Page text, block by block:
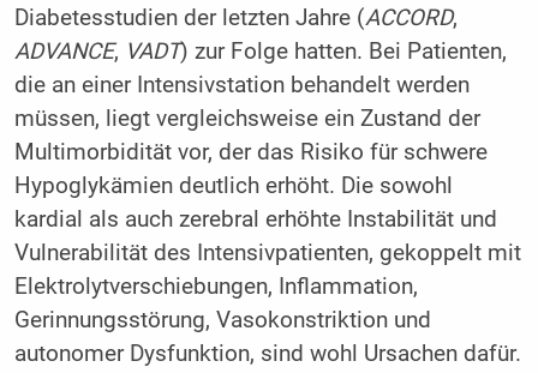
Diabetesstudien der letzten Jahre (ACCORD,
ADVANCE, VADT) zur Folge hatten. Bei Patienten,
die an einer Intensivstation behandelt werden
müssen, liegt vergleichsweise ein Zustand der
Multimorbidität vor, der das Risiko für schwere
Hypoglykämien deutlich erhöht. Die sowohl
kardial als auch zerebral erhöhte Instabilität und
Vulnerabilität des Intensivpatienten, gekoppelt mit
Elektrolytverschiebungen, Inflammation,
Gerinnungsstörung, Vasokonstriktion und
autonomer Dysfunktion, sind wohl Ursachen dafür.